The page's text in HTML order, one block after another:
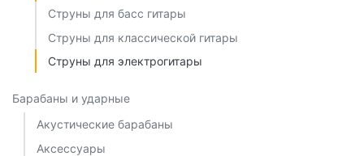
Струны для басс гитары
Струны для классической гитары
Струны для электрогитары
Барабаны и ударные
Акустические барабаны
Аксессуары